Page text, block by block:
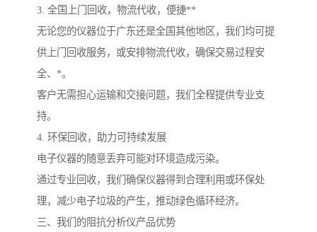
3. 全国上门回收，物流代收，便捷**
无论您的仪器位于广东还是全国其他地区，我们均可提
供上门回收服务，或安排物流代收，确保交易过程安
全、*。
客户无需担心运输和交接问题，我们全程提供专业支
持。
4. 环保回收，助力可持续发展
电子仪器的随意丢弃可能对环境造成污染。
通过专业回收，我们确保仪器得到合理利用或环保处
理，减少电子垃圾的产生，推动绿色循环经济。
三、我们的阻抗分析仪产品优势